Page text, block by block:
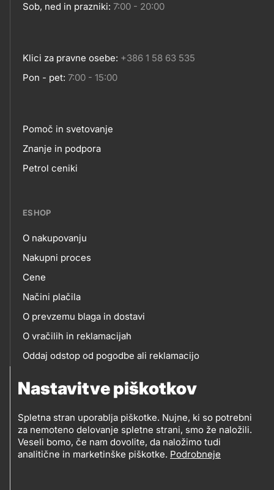
Nastavitve piškotkov
Spletna stran uporablja piškotke. Nujne, ki so potrebni
za nemoteno delovanje spletne strani, smo že naložili.
Veseli bomo, če nam dovolite, da naložimo tudi
analitične in marketinške piškotke. Podrobneje
Sob, ned in prazniki: 7:00 - 20:00
Klici za pravne osebe: +386 1 58 63 535
Pon - pet: 7:00 - 15:00
Footer
links
Pomoč in svetovanje
Znanje in podpora
Petrol ceniki
ESHOP
eshop
O nakupovanju
Nakupni proces
Cene
Načini plačila
O prevzemu blaga in dostavi
O vračilih in reklamacijah
Oddaj odstop od pogodbe ali reklamacijo
(OEEO)